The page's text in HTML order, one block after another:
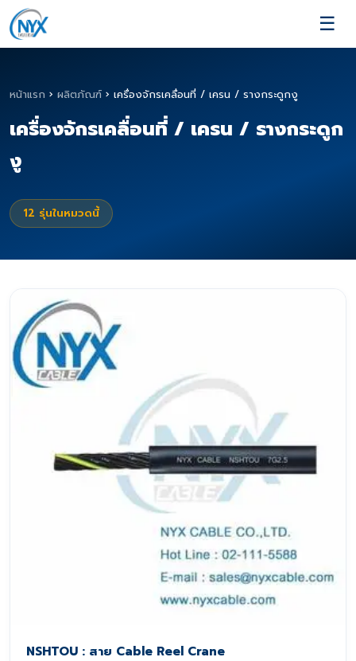
☰
หน้าแรก › ผลิตภัณฑ์ › เครื่องจักรเคลื่อนที่ / เครน / รางกระดูกงู
เครื่องจักรเคลื่อนที่ / เครน / รางกระดูก
งู
12 รุ่นในหมวดนี้
NSHTOU : สาย Cable Reel Crane